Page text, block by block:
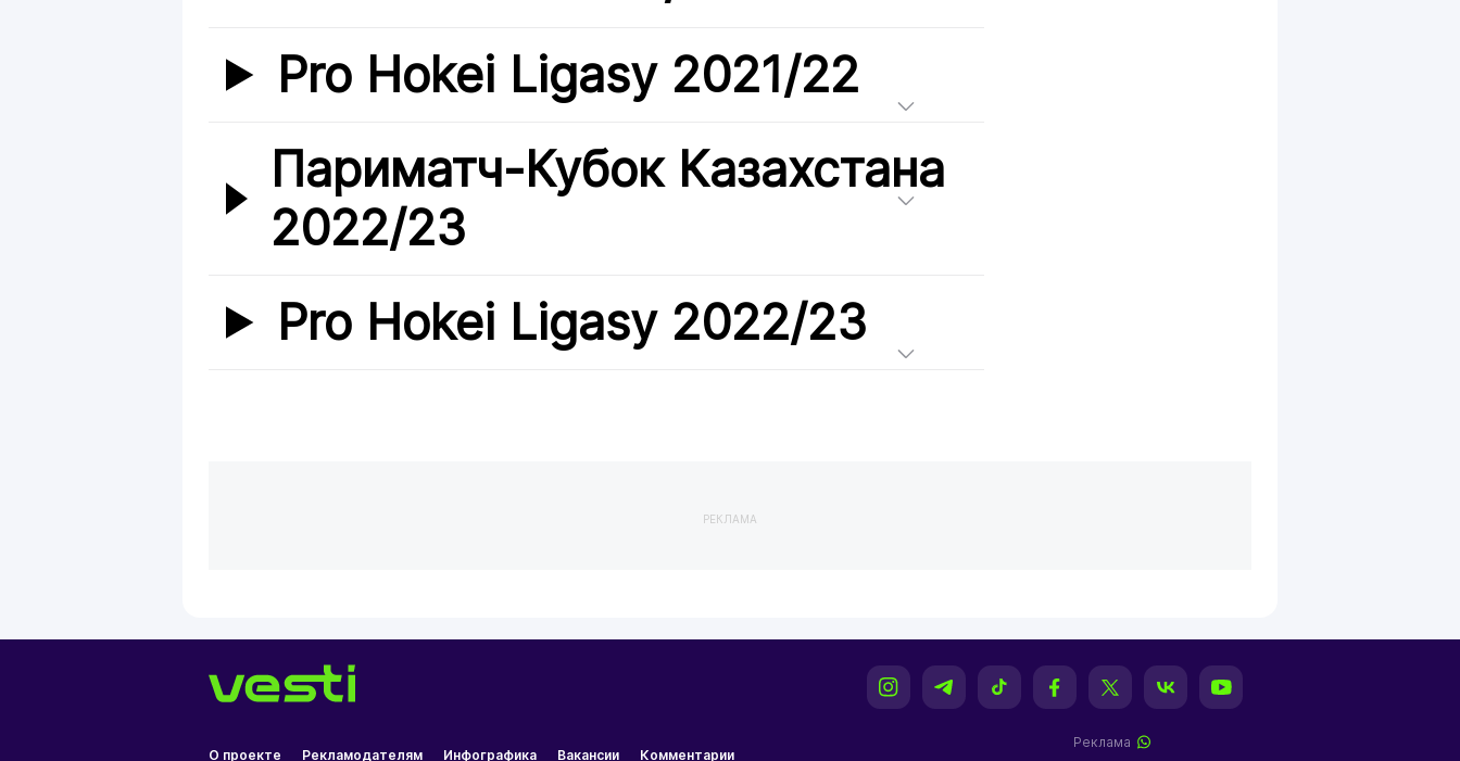
Pro Hokei Ligasy 2021/22
Париматч-Кубок Казахстана
2022/23
Pro Hokei Ligasy 2022/23
РЕКЛАМА
О проекте Рекламодателям Инфографика Вакансии Комментарии
Реклама